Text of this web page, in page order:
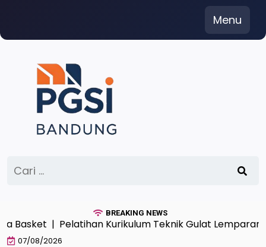
content
Menu
untuk:
BREAKING NEWS
|Pelatihan Kurikulum Teknik Gulat Lemparan
07/08/2026